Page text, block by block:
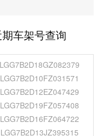
车架号查询
LGG7B2D18GZ082379
LGG7B2D10FZ031571
LGG7B2D12EZ047429
LGG7B2D19FZ057408
LGG7B2D16FZ064722
LGG7B2D13JZ395315